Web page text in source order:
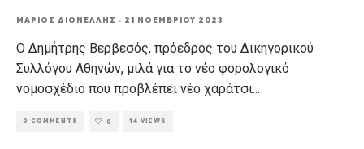
ΜΆΡΙΟΣ ΔΙΟΝΈΛΛΗΣ · 21 ΝΟΕΜΒΡΊΟΥ 2023
Ο Δημήτρης Βερβεσός, πρόεδρος του Δικηγορικού
Συλλόγου Αθηνών, μιλά για το νέο φορολογικό
νομοσχέδιο που προβλέπει νέο χαράτσι...
0 COMMENTS 0 14 VIEWS